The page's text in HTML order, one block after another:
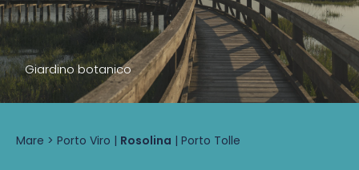
Giardino botanico
Mare > Porto Viro | Rosolina | Porto Tolle